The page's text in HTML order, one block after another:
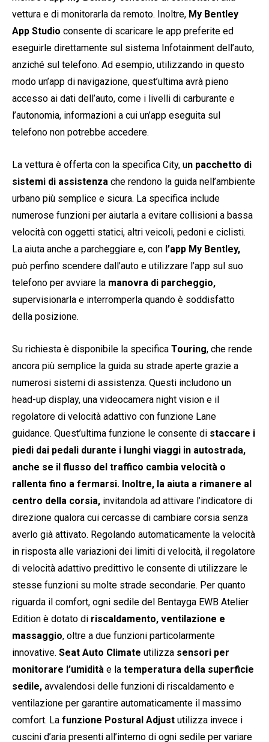
vettura e di monitorarla da remoto. Inoltre, My Bentley
App Studio consente di scaricare le app preferite ed
eseguirle direttamente sul sistema Infotainment dell’auto,
anziché sul telefono. Ad esempio, utilizzando in questo
modo un’app di navigazione, quest’ultima avrà pieno
accesso ai dati dell’auto, come i livelli di carburante e
l’autonomia, informazioni a cui un’app eseguita sul
telefono non potrebbe accedere.
La vettura è offerta con la specifica City, un pacchetto di
sistemi di assistenza che rendono la guida nell’ambiente
urbano più semplice e sicura. La specifica include
numerose funzioni per aiutarla a evitare collisioni a bassa
velocità con oggetti statici, altri veicoli, pedoni e ciclisti.
La aiuta anche a parcheggiare e, con l’app My Bentley,
può perfino scendere dall’auto e utilizzare l’app sul suo
telefono per avviare la manovra di parcheggio,
supervisionarla e interromperla quando è soddisfatto
della posizione.
Su richiesta è disponibile la specifica Touring, che rende
ancora più semplice la guida su strade aperte grazie a
numerosi sistemi di assistenza. Questi includono un
head-up display, una videocamera night vision e il
regolatore di velocità adattivo con funzione Lane
guidance. Quest’ultima funzione le consente di staccare i
piedi dai pedali durante i lunghi viaggi in autostrada,
anche se il flusso del traffico cambia velocità o
rallenta fino a fermarsi. Inoltre, la aiuta a rimanere al
centro della corsia, invitandola ad attivare l’indicatore di
direzione qualora cui cercasse di cambiare corsia senza
averlo già attivato. Regolando automaticamente la velocità
in risposta alle variazioni dei limiti di velocità, il regolatore
di velocità adattivo predittivo le consente di utilizzare le
stesse funzioni su molte strade secondarie. Per quanto
riguarda il comfort, ogni sedile del Bentayga EWB Atelier
Edition è dotato di riscaldamento, ventilazione e
massaggio, oltre a due funzioni particolarmente
innovative. Seat Auto Climate utilizza sensori per
monitorare l’umidità e la temperatura della superficie
sedile, avvalendosi delle funzioni di riscaldamento e
ventilazione per garantire automaticamente il massimo
comfort. La funzione Postural Adjust utilizza invece i
cuscini d’aria presenti all’interno di ogni sedile per variare